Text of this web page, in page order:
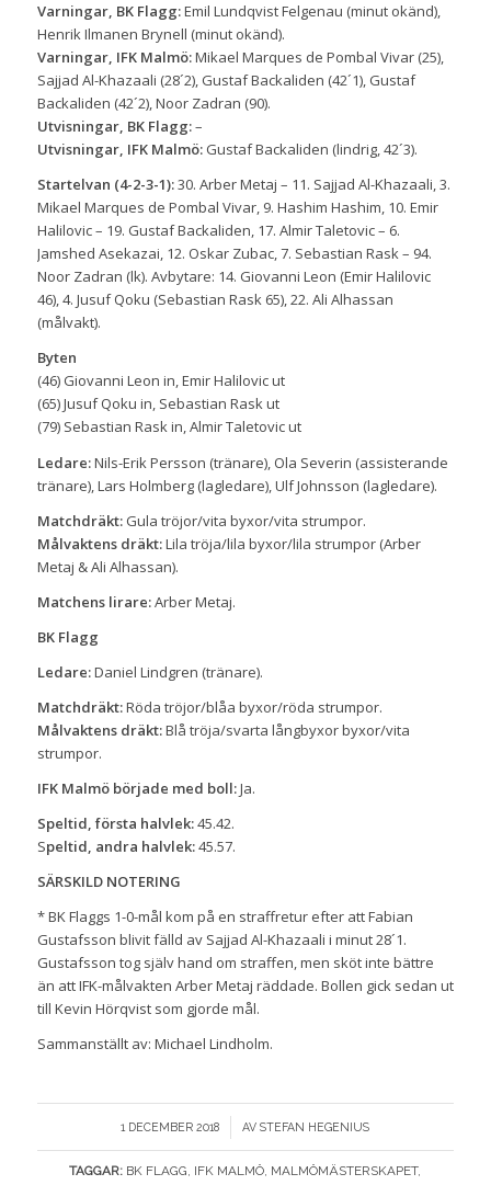
Varningar, BK Flagg:Emil Lundqvist Felgenau (minut okänd),
Henrik Ilmanen Brynell (minut okänd).
Varningar, IFK Malmö:Mikael Marques de Pombal Vivar (25),
Sajjad Al-Khazaali (28´2), Gustaf Backaliden (42´1), Gustaf
Backaliden (42´2), Noor Zadran (90).
Utvisningar, BK Flagg:–
Utvisningar, IFK Malmö:Gustaf Backaliden (lindrig, 42´3).
Startelvan (4-2-3-1):30. Arber Metaj – 11. Sajjad Al-Khazaali, 3.
Mikael Marques de Pombal Vivar, 9. Hashim Hashim, 10. Emir
Halilovic – 19. Gustaf Backaliden, 17. Almir Taletovic – 6.
Jamshed Asekazai, 12. Oskar Zubac, 7. Sebastian Rask – 94.
Noor Zadran (lk). Avbytare: 14. Giovanni Leon (Emir Halilovic
46), 4. Jusuf Qoku (Sebastian Rask 65), 22. Ali Alhassan
(målvakt).
Byten
(46) Giovanni Leon in, Emir Halilovic ut
(65) Jusuf Qoku in, Sebastian Rask ut
(79) Sebastian Rask in, Almir Taletovic ut
Ledare:Nils-Erik Persson (tränare), Ola Severin (assisterande
tränare), Lars Holmberg (lagledare), Ulf Johnsson (lagledare).
Matchdräkt:Gula tröjor/vita byxor/vita strumpor.
Målvaktens dräkt:Lila tröja/lila byxor/lila strumpor (Arber
Metaj & Ali Alhassan).
Matchens lirare:Arber Metaj.
BK Flagg
Ledare:Daniel Lindgren (tränare).
Matchdräkt:Röda tröjor/blåa byxor/röda strumpor.
Målvaktens dräkt:Blå tröja/svarta långbyxor byxor/vita
strumpor.
IFK Malmö började med boll:Ja.
Speltid, första halvlek:45.42.
Speltid, andra halvlek:45.57.
SÄRSKILD NOTERING
* BK Flaggs 1-0-mål kom på en straffretur efter att Fabian
Gustafsson blivit fälld av Sajjad Al-Khazaali i minut 28´1.
Gustafsson tog själv hand om straffen, men sköt inte bättre
än att IFK-målvakten Arber Metaj räddade. Bollen gick sedan ut
till Kevin Hörqvist som gjorde mål.
Sammanställt av: Michael Lindholm.
1 DECEMBER 2018
/ AVSTEFAN HEGENIUS
TAGGAR: BK FLAGG, IFK MALMÖ, MALMÖMÄSTERSKAPET,